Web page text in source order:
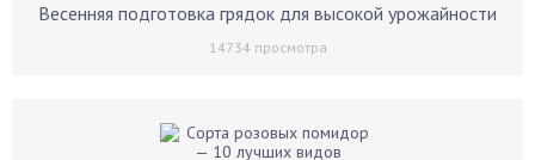
Весенняя подготовка грядок для высокой урожайности
14734 просмотра